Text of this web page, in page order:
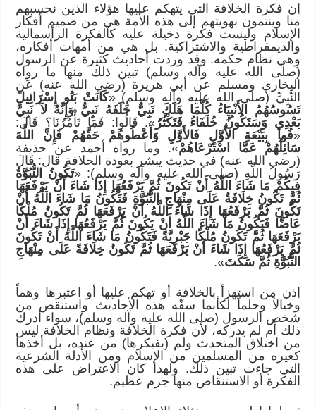
إن فكرة الخلافة التي يتهكم عليها هؤلاء الذين نحسبهم
منا وينتمون بهويتهم إلى هذه الأمة هي من صميم أفكار
الإسلام وليست فكرة دخيلة عليه كالفكرة الرأسمالية
والديمقراطية والاشتراكية. بل هي من أمهات أفكاره،
وهي نظام حكمه. وقد وردت أحاديث كثيرة عن الرسول
(صلى الله عليه وآله وسلم) تبين ذلك منها ما رواه
البخاري ومسلم عن أبي هريرة (رضي الله عنه) عَنِ
النَّبِيِّ (صلى الله عليه وآله وسلم) «كَانَتْ بَنُو إِسْرَائِيلَ
تَسُوسُهُمُ الأَنْبِيَاءُ كُلَّمَا هَلَكَ نَبِيٌّ خَلَفَهُ نَبِيٌّ وَإِنَّهُ لاَ نَبِيَّ
بَعْدِي وَسَتَكُونُ خُلَفَاءُ فَتَكْثُرُ »‏.‏ قَالُوا: فَمَا تَأْمُرُنَا؟ قَالَ:
«فُوا بِبَيْعَةِ الأَوَّلِ فَالأَوَّلِ وَأَعْطُوهُمْ حَقَّهُمْ فَإِنَّ اللَّهَ
سَائِلُهُمْ عَمَّا اسْتَرْعَاهُمْ»‏.‏ وما رواه أحمد عن حذيفة
(رضي الله عنه) في حديث يبشر بعودة الخلافة قال: قَالَ
رَسُولُ اللَّهِ (صلى الله عليه وآله وسلم): «تَكُونُ النُّبُوَّةُ
فِيكُمْ مَا شَاءَ اللَّهُ أَنْ تَكُونَ ثُمَّ يَرْفَعُهَا إِذَا شَاءَ أَنْ يَرْفَعَهَا
ثُمَّ تَكُونُ خِلَافَةٌ عَلَى مِنْهَاجِ النُّبُوَّةِ فَتَكُونُ مَا شَاءَ اللَّهُ أَنْ
تَكُونَ ثُمَّ يَرْفَعُهَا إِذَا شَاءَ اللَّهُ أَنْ يَرْفَعَهَا ثُمَّ تَكُونُ مُلْكًا
عَاضًّا فَيَكُونُ مَا شَاءَ اللَّهُ أَنْ يَكُونَ ثُمَّ يَرْفَعُهَا إِذَا شَاءَ أَنْ
يَرْفَعَهَا ثُمَّ تَكُونُ مُلْكًا جَبْرِيَّةً فَتَكُونُ مَا شَاءَ اللَّهُ أَنْ تَكُونَ
ثُمَّ يَرْفَعُهَا إِذَا شَاءَ أَنْ يَرْفَعَهَا ثُمَّ تَكُونُ خِلَافَةً عَلَى مِنْهَاجِ
النُّبُوَّةِ ثُمَّ سَكَتَ».
إذن من استهزأ بالخلافة أو تهكم عليها أو اعتبرها وهماً
وخيالاً وحلماً لكأنما سفّه هذه الأحاديث واستنقص من
شخص الرسول (صلى الله عليه وآله وسلم)، سواء أدرك
ذلك أم لم يدركه، لأن فكرة الخلافة ونظام الخلافة ليس
من اختلاق المتحدث ولم (يفبكرها) من عنده، بل أخذها
كغيره من المسلمين من الإسلام ومن الأدلة الشرعية
التي جاءت تبين ذلك. ولهذا كان الاعتراض على هذه
الفكرة أو الاستنقاص منها جرم عظيم.